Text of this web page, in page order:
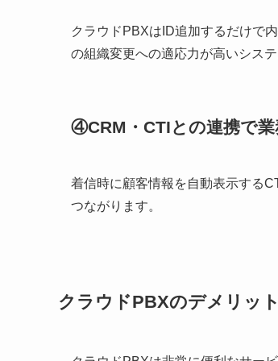
クラウドPBXはID追加するだけで
の組織変更への適応力が高いシステ
④CRM・CTIとの連携で業
着信時に顧客情報を自動表示する
つながります。
クラウドPBXのデメリット